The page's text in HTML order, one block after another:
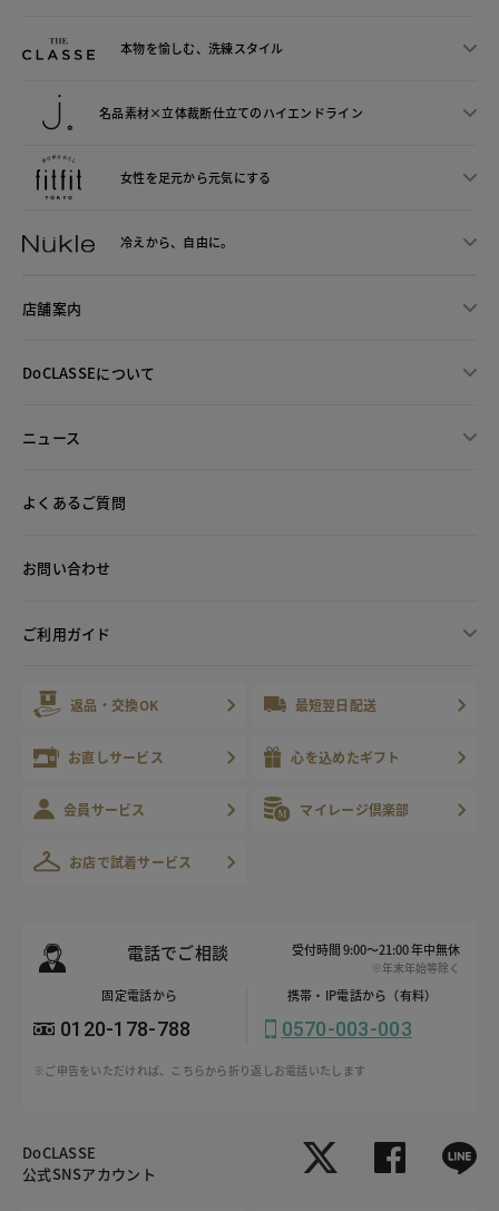
本物を愉しむ、洗練スタイル
名品素材×立体裁断仕立てのハイエンドライン
女性を足元から元気にする
冷えから、 自由に。
店舗案内
DoCLASSEについて
ニュース
よくあるご質問
お問い合わせ
ご利用ガイド
返品・交換OK 最短翌日配送
お直しサービス 心を込めたギフト
会員サービス マイレージ倶楽部
お店で試着サービス
電話でご相談 受付時間 9:00～21:00 年中無休
※年末年始等除く
固定電話から
0120-178-788
携帯・IP電話から（有料）
0570-003-003
※ご申告をいただければ、こちらから折り返しお電話いたします
DoCLASSE
公式SNSアカウント